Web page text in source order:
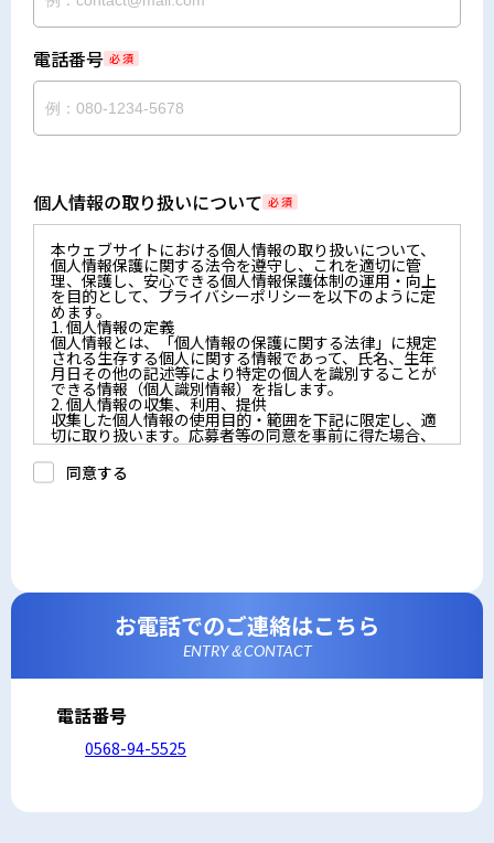
電話番号 必 須
個人情報の取り扱いについて 必 須
本ウェブサイトにおける個人情報の取り扱いについて、
個人情報保護に関する法令を遵守し、これを適切に管
理、保護し、安心できる個人情報保護体制の運用・向上
を目的として、プライバシーポリシーを以下のように定
めます。
1. 個人情報の定義
個人情報とは、「個人情報の保護に関する法律」に規定
される生存する個人に関する情報であって、氏名、生年
月日その他の記述等により特定の個人を識別することが
できる情報（個人識別情報）を指します。
2. 個人情報の収集、利用、提供
収集した個人情報の使用目的・範囲を下記に限定し、適
切に取り扱います。応募者等の同意を事前に得た場合、
又は法令により許された場合を除き、個人情報を第三者
に提供しません。
a.応募者等からのお問い合わせに対応・管理するため
な期間、妥当な範囲内でこれに応じます。
応募者等の個人情報の取得、利用その他一切の取り扱い
について、個人情報の保護に関する法律、その他の関連
法令、及び本プライバシーポリシーを遵守します。
応募者等の個人情報を正確かつ最新の内容に保つよう努
及び毀損から保護するため、必要な安全管理措置を講じ
ます。
6. Cookieについて
本ウェブサイトでは、一部のコンテンツにおいてCookie
同意する
お電話でのご連絡はこちら
ENTRY＆CONTACT
電話番号
0568-94-5525